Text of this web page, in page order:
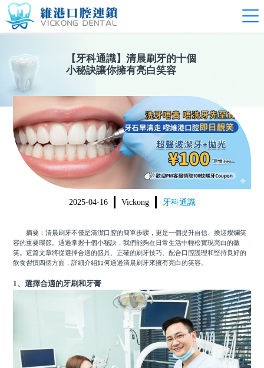
【 牙科通識】 清晨刷牙的十個
小秘訣讓你擁有亮白笑容
2025-04-16 Vickong 牙科通識
摘要：清晨刷牙不僅是清潔口腔的簡單步驟，更是一個提升自信、換迎燦爛笑
容的重要環節。通過掌握十個小秘訣，我們能夠在日常生活中輕松實現亮白的微
笑。這篇文章將從選擇合適的盛具、正確的刷牙技巧、配合口腔護理和堅持良好的
飲食習慣四個方面，詳細介紹如何通過清晨刷牙來擁有亮白的笑容。
1、選擇合適的牙刷和牙膏